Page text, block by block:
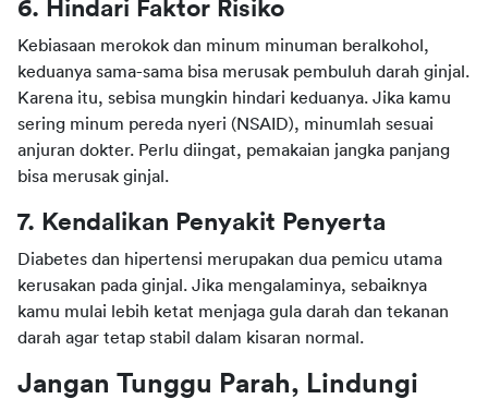
6. Hindari Faktor Risiko
Kebiasaan merokok dan minum minuman beralkohol,
keduanya sama-sama bisa merusak pembuluh darah ginjal.
Karena itu, sebisa mungkin hindari keduanya. Jika kamu
sering minum pereda nyeri (NSAID), minumlah sesuai
anjuran dokter. Perlu diingat, pemakaian jangka panjang
bisa merusak ginjal.
7. Kendalikan Penyakit Penyerta
Diabetes dan hipertensi merupakan dua pemicu utama
kerusakan pada ginjal. Jika mengalaminya, sebaiknya
kamu mulai lebih ketat menjaga gula darah dan tekanan
darah agar tetap stabil dalam kisaran normal.
Jangan Tunggu Parah, Lindungi